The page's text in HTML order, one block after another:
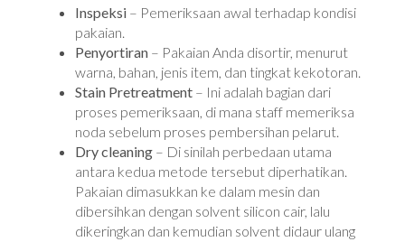
Inspeksi – Pemeriksaan awal terhadap kondisi
pakaian.
Penyortiran – Pakaian Anda disortir, menurut
warna, bahan, jenis item, dan tingkat kekotoran.
Stain Pretreatment – Ini adalah bagian dari
proses pemeriksaan, di mana staff memeriksa
noda sebelum proses pembersihan pelarut.
Dry cleaning – Di sinilah perbedaan utama
antara kedua metode tersebut diperhatikan.
Pakaian dimasukkan ke dalam mesin dan
dibersihkan dengan solvent silicon cair, lalu
dikeringkan dan kemudian solvent didaur ulang